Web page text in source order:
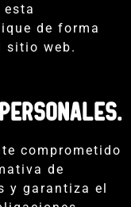
de forma
sitio web.
comprometido
de
y garantiza el